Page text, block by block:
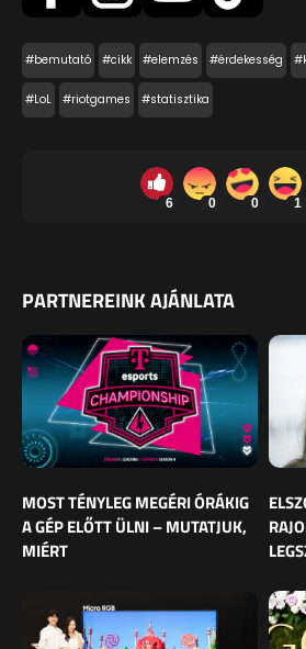
#bemutató #cikk #elemzés #érdekesség
#LoL #riotgames #statisztika
6 0 0 1
PARTNEREINK AJÁNLATA
MOST TÉNYLEG MEGÉRI ÓRÁKIG
A GÉP ELŐTT ÜLNI – MUTATJUK,
MIÉRT